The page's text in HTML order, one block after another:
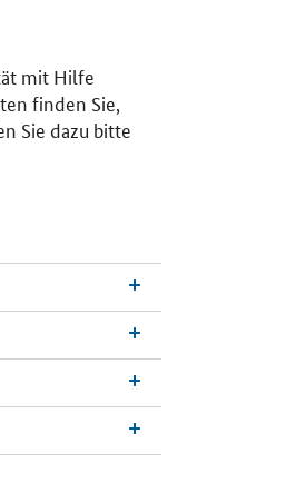
mit Hilfe
finden Sie,
Sie dazu bitte